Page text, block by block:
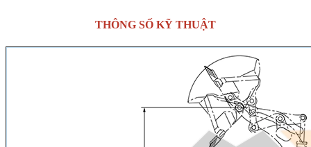
THÔNG SỐ KỸ THUẬT